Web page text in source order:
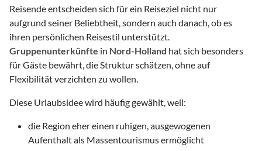
Reisende entscheiden sich für ein Reiseziel nicht nur
aufgrund seiner Beliebtheit, sondern auch danach, ob es
ihren persönlichen Reisestil unterstützt.
Gruppenunterkünfte in Nord-Holland hat sich besonders
für Gäste bewährt, die Struktur schätzen, ohne auf
Flexibilität verzichten zu wollen.
Diese Urlaubsidee wird häufig gewählt, weil:
die Region eher einen ruhigen, ausgewogenen
Aufenthalt als Massentourismus ermöglicht